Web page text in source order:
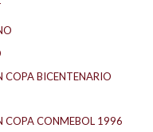
COPA BICENTENARIO
COPA CONMEBOL 1996